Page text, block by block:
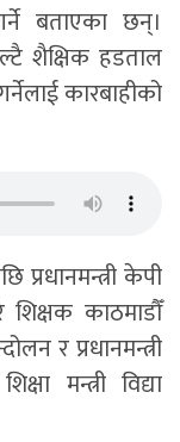
बताएका छन्।
शैक्षिक हडताल
कारबाहीको
केपी
काठमाडौँ
र प्रधानमन्त्री
मन्त्री विद्या